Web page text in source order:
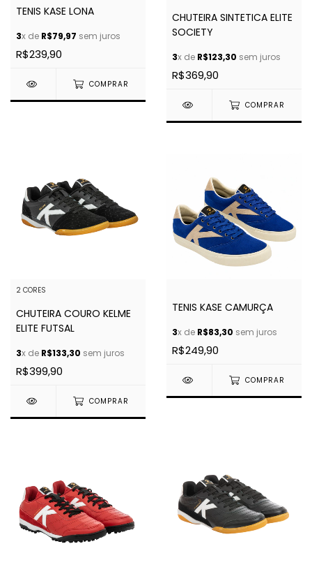
TENIS KASE LONA
3x de R$79,97 sem juros
R$239,90
COMPRAR
CHUTEIRA SINTETICA ELITE
SOCIETY
3x de R$123,30 sem juros
R$369,90
COMPRAR
2 CORES
CHUTEIRA COURO KELME
ELITE FUTSAL
3x de R$133,30 sem juros
R$399,90
COMPRAR
TENIS KASE CAMURÇA
3x de R$83,30 sem juros
R$249,90
COMPRAR